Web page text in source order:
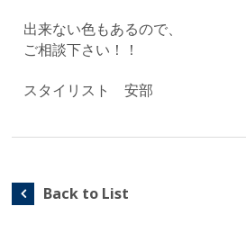
出来ない色もあるので、
ご相談下さい！！
スタイリスト 安部
Back to List